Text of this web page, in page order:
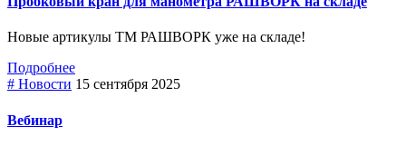
Новые артикулы ТМ РАШВОРК уже на складе!
Подробнее
# Новости 15 сентября 2025
Вебинар